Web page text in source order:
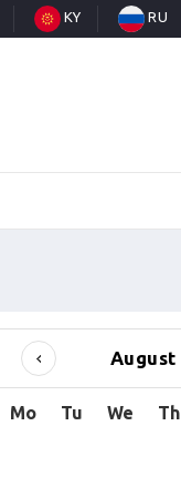
KY RU
August
Mo Tu We Th